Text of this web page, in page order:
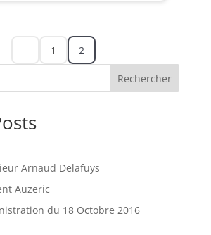
1 2
Rechercher
Arnaud Delafuys
Auzeric
du 18 Octobre 2016